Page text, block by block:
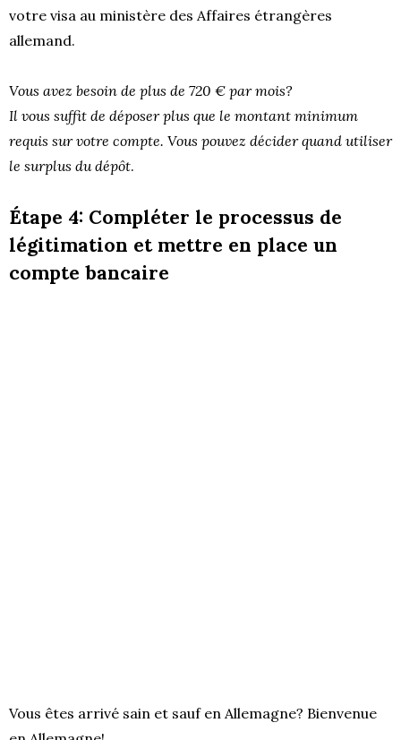
votre visa au ministère des Affaires étrangères
allemand.
Vous avez besoin de plus de 720 € par mois?
Il vous suffit de déposer plus que le montant minimum
requis sur votre compte. Vous pouvez décider quand utiliser
le surplus du dépôt.
Étape 4: Compléter le processus de
légitimation et mettre en place un
compte bancaire
Vous êtes arrivé sain et sauf en Allemagne? Bienvenue